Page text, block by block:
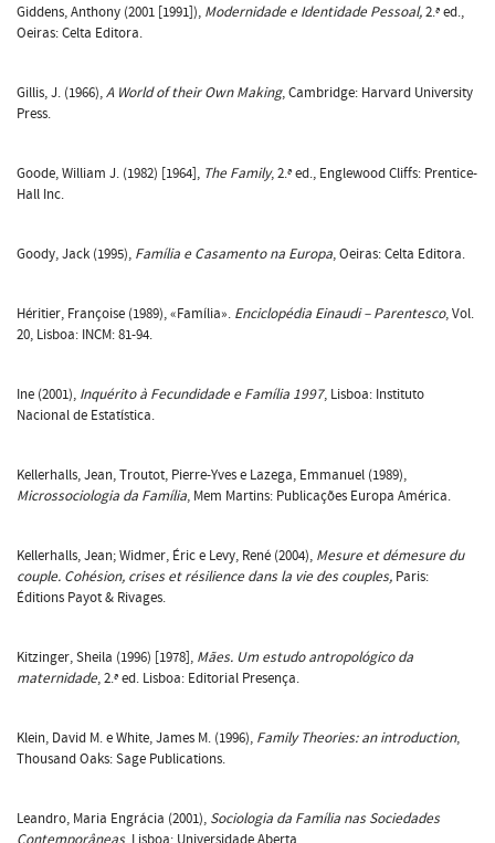
Giddens, Anthony (2001 [1991]), Modernidade e Identidade Pessoal,2.ª ed.,
Oeiras: Celta Editora.
Gillis, J. (1966),A World of their Own Making, Cambridge: Harvard University
Press.
Goode, William J. (1982) [1964], The Family, 2.ª ed., Englewood Cliffs: Prentice-
Hall Inc.
Goody, Jack (1995), Família e Casamento na Europa, Oeiras: Celta Editora.
Héritier, Françoise (1989), «Família». Enciclopédia Einaudi – Parentesco, Vol.
20, Lisboa: INCM: 81-94.
Ine (2001), Inquérito à Fecundidade e Família 1997, Lisboa: Instituto
Nacional de Estatística.
Kellerhalls, Jean, Troutot, Pierre-Yves e Lazega, Emmanuel (1989),
Microssociologia da Família, Mem Martins: Publicações Europa América.
Kellerhalls, Jean; Widmer, Éric e Levy, René (2004), Mesure et démesure du
couple. Cohésion, crises et résilience dans la vie des couples, Paris:
Éditions Payot & Rivages.
Kitzinger, Sheila (1996) [1978], Mães. Um estudo antropológico da
maternidade, 2.ª ed. Lisboa: Editorial Presença.
Klein, David M. e White, James M. (1996), Family Theories: an introduction,
Thousand Oaks: Sage Publications.
Leandro, Maria Engrácia (2001), Sociologia da Família nas Sociedades